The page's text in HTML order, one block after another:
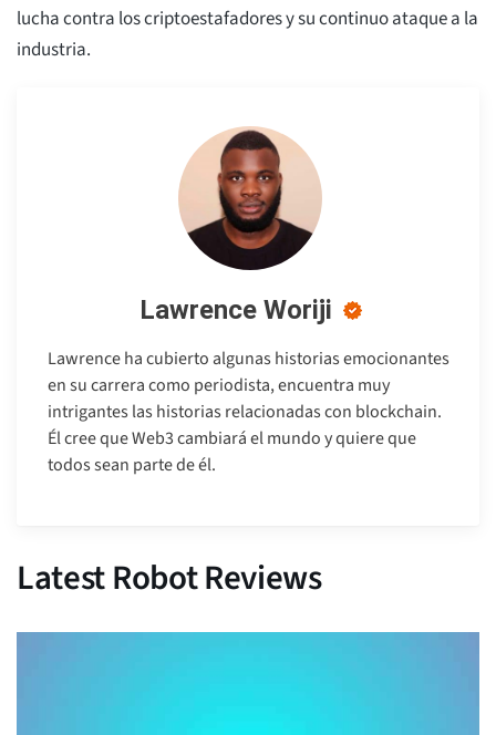
lucha contra los criptoestafadores y su continuo ataque a la
industria.
Lawrence Woriji
Lawrence ha cubierto algunas historias emocionantes
en su carrera como periodista, encuentra muy
intrigantes las historias relacionadas con blockchain.
Él cree que Web3 cambiará el mundo y quiere que
todos sean parte de él.
Latest Robot Reviews